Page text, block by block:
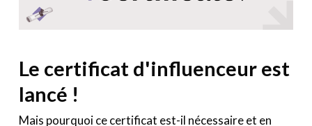
Le certificat d'influenceur est
lancé !
Mais pourquoi ce certificat est-il nécessaire et en